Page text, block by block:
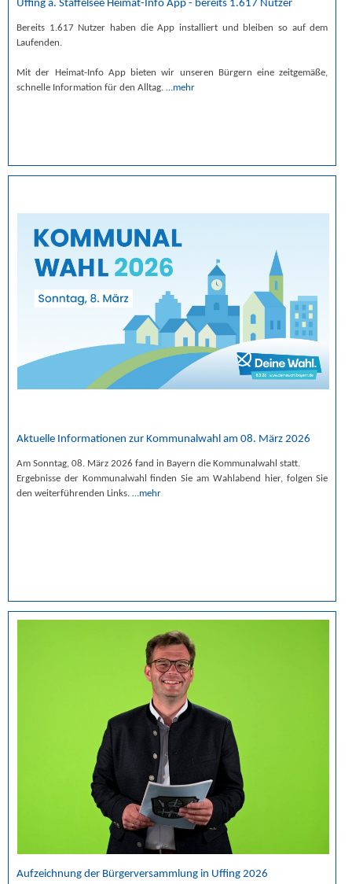
Uffing a. Staffelsee Heimat-Info App - bereits 1.617 Nutzer
Bereits 1.617 Nutzer haben die App installiert und bleiben so auf dem
Laufenden.
Mit der Heimat-Info App bieten wir unseren Bürgern eine zeitgemäße,
schnelle Information für den Alltag. …mehr
Aktuelle Informationen zur Kommunalwahl am 08. März 2026
Am Sonntag, 08. März 2026 fand in Bayern die Kommunalwahl statt.
Ergebnisse der Kommunalwahl finden Sie am Wahlabend hier, folgen Sie
den weiterführenden Links. …mehr
Aufzeichnung der Bürgerversammlung in Uffing 2026